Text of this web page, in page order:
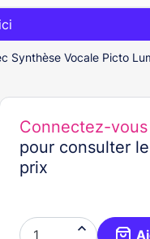
le code
Synthèse Vocale Picto
Connectez-vous
pour consulter
prix
